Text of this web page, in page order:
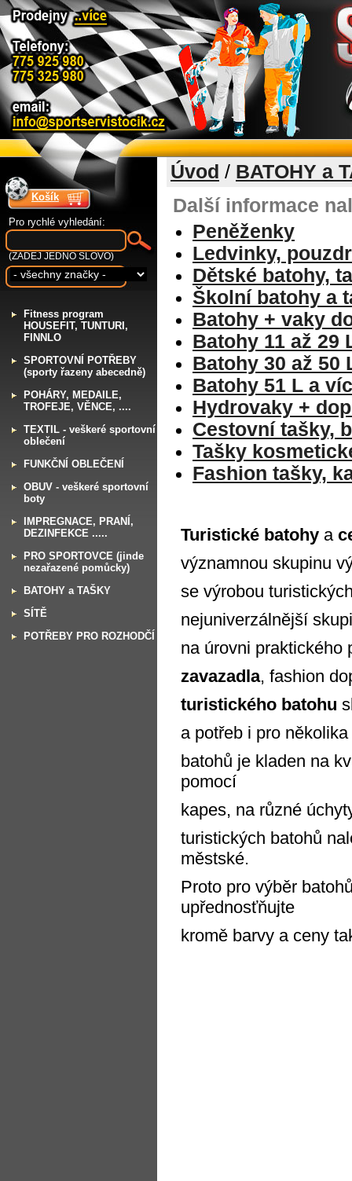
Pro rychlé vyhledání:
(ZADEJ JEDNO SLOVO)
Košík
Fitness program
HOUSEFIT, TUNTURI,
FINNLO
S PORTOVNÍ POTŘEBY
(sporty řazeny abecedně)
POHÁRY, MEDAILE,
TROFEJE, VĚNCE, ....
TEXTIL - veškeré sportovní
oblečení
FUNKČNÍ OBLEČENÍ
OBUV - veškeré sportovní
boty
MPREGNACE, PRANÍ,
DEZINFEKCE .....
PRO SPORTOVCE (jinde
nezařazené pomůcky)
BATOHY a TAŠKY
S ÍTĚ
POTŘEBY PRO ROZHODČÍ
Úvod / BATOHY a
Další informace
Peněženky
Ledvinky,
Dětské batohy,
Školní batohy a
Batohy + vaky
Batohy 11 až 29
Batohy 30 až 50
Batohy 51 L a
Hydrovaky +
Cestovní tašky,
Tašky
Fashion tašky,
Turistické batohy a
významnou skupinu
se výrobou
nejuniverzálnější
na úrovni praktického
zavazadla, fashion
turistického batohu
a potřeb i pro
batohů je kladen na
pomocí
kapes, na různé
turistických batohů
městské.
Proto pro výběr
upřednosťňujte
kromě barvy a ceny